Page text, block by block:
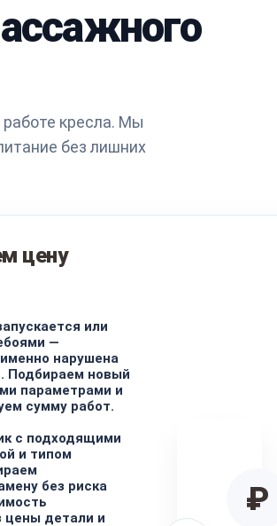
кресла. Мы
без лишних
цену
или
—
нарушена
Подбираем новый
параметрами и
сумму работ.
с подходящими
и типом
без риска
цены детали и
₽